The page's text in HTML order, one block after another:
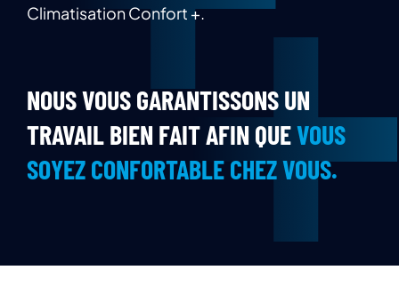
Climatisation Confort +.
NOUS VOUS GARANTISSONS UN
TRAVAIL BIEN FAIT AFIN QUEVOUS
SOYEZ CONFORTABLE CHEZ VOUS.